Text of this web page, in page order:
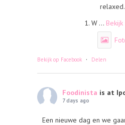
relaxed.
1. W ...
Bekijk op Facebook · Delen
Foodinista is at
7 days ago
Een nieuwe dag en we